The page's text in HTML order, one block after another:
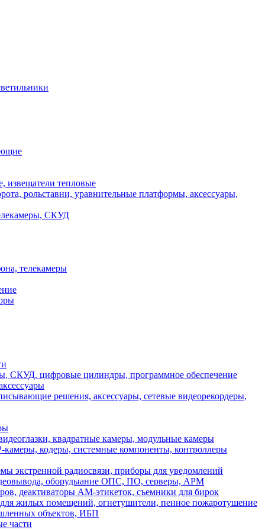
извещатели тепловые
рольставни, уравнительные платформы, аксессуары,
СКУД
телекамеры
СКУД, цифровые цилиндры, программное обеспечение
решения, аксессуары, сетевые видеорекордеры,
квадратные камеры, модульные камеры
кодеры, системные компоненты, контроллеры
экстренной радиосвязи, приборы для уведомлений
оборудыание ОПС, ПО, серверы, АРМ
деактиваторы АМ-этикеток, съемники для бирок
жилых помещений, огнетушители, пенное пожаротушение
объектов, ИБП
части